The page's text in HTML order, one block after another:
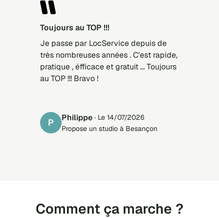
Toujours au TOP !!!
Je passe par LocService depuis de
très nombreuses années . C'est rapide,
pratique , éfficace et gratuit ... Toujours
au TOP !!! Bravo !
P Philippe · Le 14/07/2026
Propose un studio à Besançon
Comment ça marche ?